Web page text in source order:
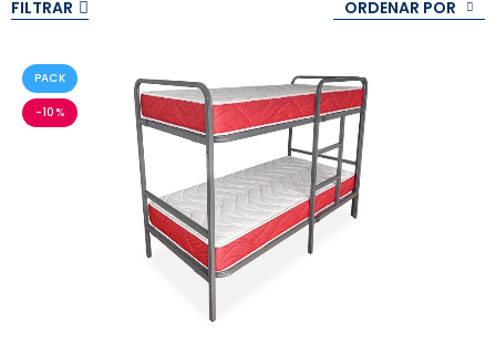
FILTRAR ORDENAR POR
PACK
-10%